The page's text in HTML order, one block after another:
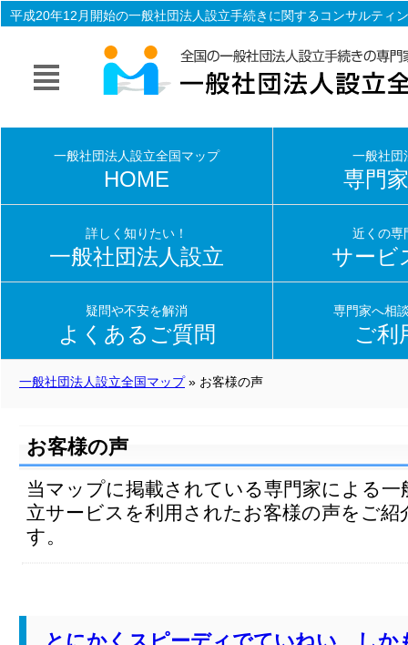
平成20年12月開始の一般社団法人設立手続きに関するコンサルティ
一般社団法人設立全国マップ» お客様の声
お客様の声
当マップに掲載されている専門家による一
立サービスを利用されたお客様の声をご紹
す。
一般社団法人設立全国マップ
HOME
一般社団
専門
詳しく知りたい！
一般社団法人設立
近くの専
サービ
疑問や不安を解消
よくあるご質問
専門家へ相
ご利